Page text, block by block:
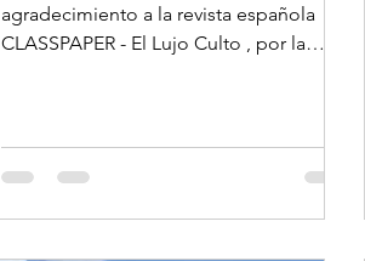
agradecimiento a la revista española
CLASSPAPER - El Lujo Culto , por la